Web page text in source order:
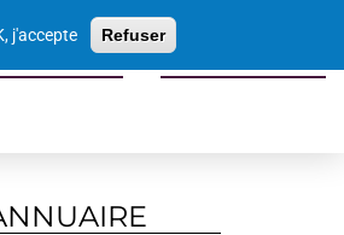
j'accepte Refuser
tourisme